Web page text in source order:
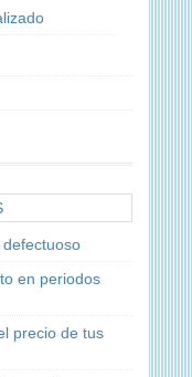
en periodos
precio de tus